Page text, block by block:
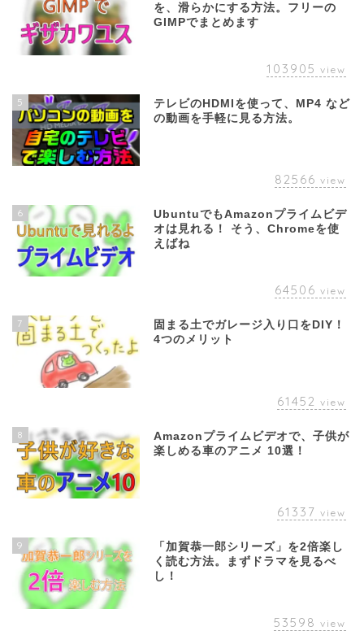
を、滑らかにする方法。フリーの
GIMPでまとめます
103905 view
5
テレビのHDMIを使って、MP4 など
の動画を手軽に見る方法。
82566 view
6
UbuntuでもAmazonプライムビデ
オは見れる！ そう、Chromeを使
えばね
64506 view
7
固まる土でガレージ入り口をDIY！
4つのメリット
61452 view
8
Amazonプライムビデオで、子供が
楽しめる車のアニメ 10選！
61337 view
9
「加賀恭一郎シリーズ」を2倍楽し
く読む方法。まずドラマを見るべ
し！
53598 view